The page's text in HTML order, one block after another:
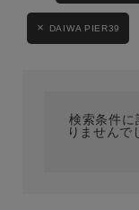
MENS
DAIWA PIER39
検索条件に
りませんで